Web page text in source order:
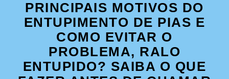
PRINCIPAIS MOTIVOS DO
ENTUPIMENTO DE PIAS E
COMO EVITAR O
PROBLEMA, RALO
ENTUPIDO? SAIBA O QUE